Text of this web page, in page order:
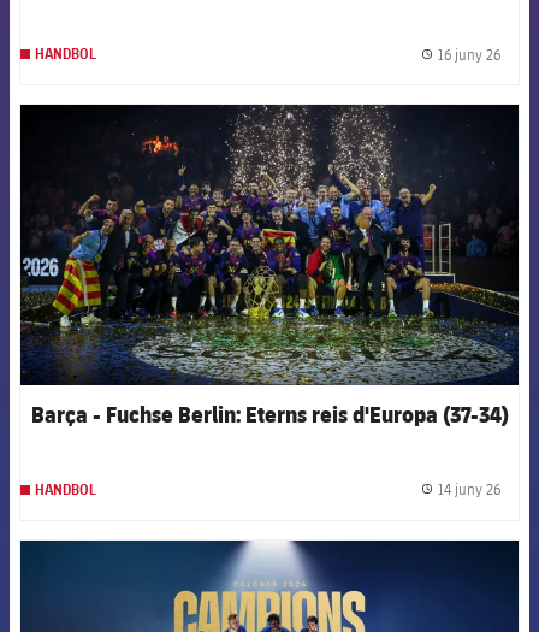
HANDBOL 16 juny 26
FCB Barcelona badge
Barça - Fuchse Berlin: Eterns reis d'Europa (37-34)
HANDBOL 14 juny 26
FCB Barcelona badge